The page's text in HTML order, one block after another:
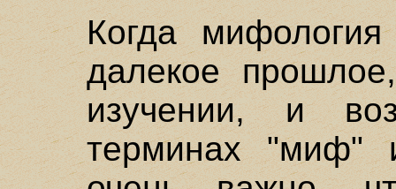
Когда
далекое
изучении, и
терминах "миф"